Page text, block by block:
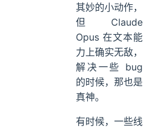
其妙的小动作，
但 Claude
Opus 在文本能
力上确实无敌，
解决一些 bug
的时候，那也是
真神。
有时候，一些线